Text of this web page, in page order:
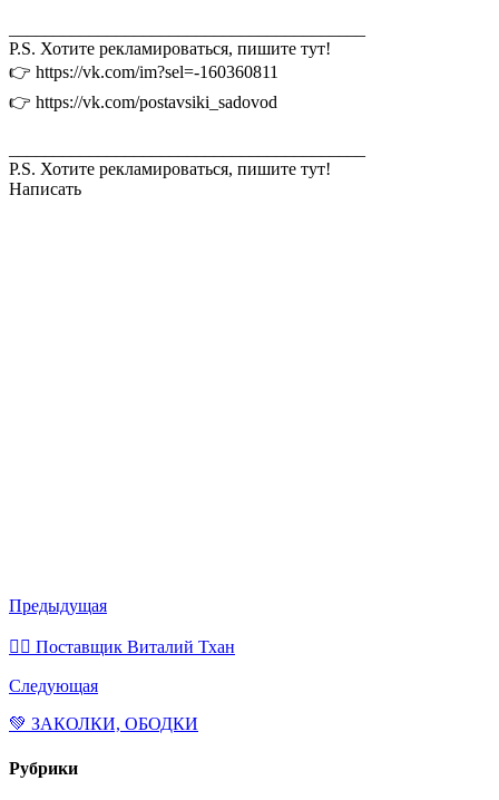
P.S. Хотите рекламироваться, пишите тут!
👉 https://vk.com/im?sel=-160360811
👉 https://vk.com/postavsiki_sadovod
P.S. Хотите рекламироваться, пишите тут!
Написать
Предыдущая
💁‍♂ Поставщик Виталий Тхан
Следующая
💚 ЗАКОЛКИ, ОБОДКИ
Рубрики